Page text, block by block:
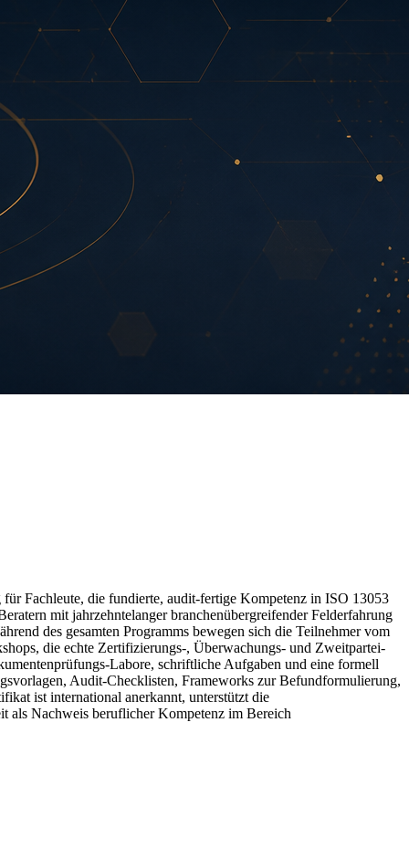
Fachleute, die fundierte, audit-fertige Kompetenz in ISO 13053
mit jahrzehntelanger branchenübergreifender Felderfahrung
des gesamten Programms bewegen sich die Teilnehmer vom
die echte Zertifizierungs-, Überwachungs- und Zweitpartei-
Labore, schriftliche Aufgaben und eine formell
Audit-Checklisten, Frameworks zur Befundformulierung,
ist international anerkannt, unterstützt die
als Nachweis beruflicher Kompetenz im Bereich